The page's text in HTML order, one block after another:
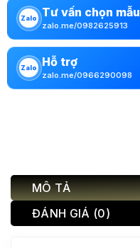
Zalo Tư vấn chọn mẫu
zalo.me/0982625913
Zalo Hỗ trợ
zalo.me/0966290098
MÔ TẢ
ĐÁNH GIÁ (0)